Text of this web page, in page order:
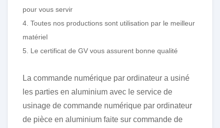
pour vous servir
4. Toutes nos productions sont utilisation par le meilleur
matériel
5. Le certificat de GV vous assurent bonne qualité
La commande numérique par ordinateur a usiné
les parties en aluminium avec le service de
usinage de commande numérique par ordinateur
de pièce en aluminium faite sur commande de